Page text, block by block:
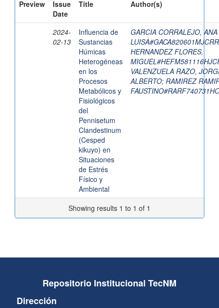
Preview
Issue
Date
Title Author(s)
2024-
02-13
Influencia de
Sustancias
Húmicas
Heterogéneas
en los
Procesos
Metabólicos y
Fisiológicos
del
Pennisetum
Clandestinum
(Cesped
kikuyo) en
Situaciones
de Estrés
Físico y
Ambiental
GARCIA CORRALEJO, ANA
HERNANDEZ FLORES,
VALENZUELA RAZO,
ALBERTO; RAMIREZ
Showing results 1 to 1 of 1
Repositorio Institucional TecNM
Dirección